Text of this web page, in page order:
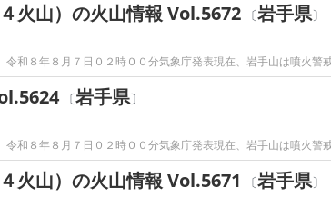
火山）の火山情報 Vol.5672 〔岩手県〕
令和８年８月７日０２時００分気象庁発表現在、岩手山は噴火
〔岩手県〕
令和８年８月７日０２時００分気象庁発表現在、岩手山は噴火
火山）の火山情報 Vol.5671 〔岩手県〕